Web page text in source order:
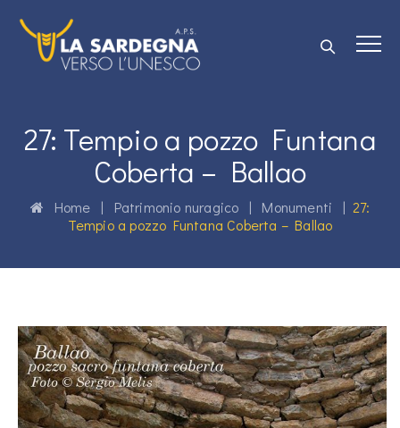
27: Tempio a pozzo Funtana
Coberta – Ballao
Home | Patrimonio nuragico | Monumenti | 27:
Tempio a pozzo Funtana Coberta – Ballao